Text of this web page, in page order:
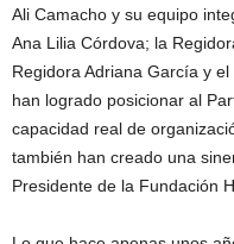
Ali Camacho y su equipo
Ana Lilia Córdova; la
Regidora Adriana García y
han logrado posicionar al
capacidad real de
también han creado una
Presidente de la Fundación